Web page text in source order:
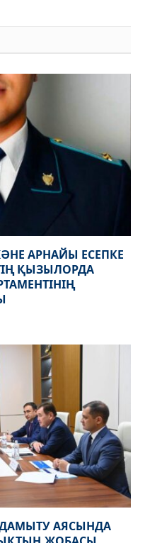
АРНАЙЫ ЕСЕПКЕ
ҚЫЗЫЛОРДА
АЯСЫНДА